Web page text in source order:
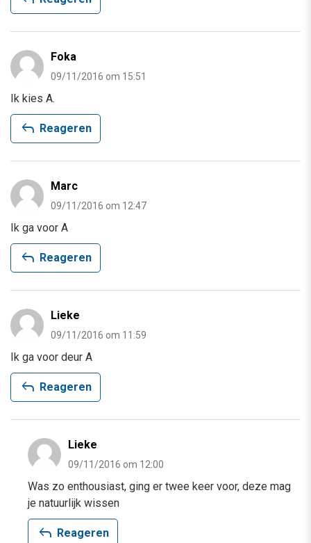
Foka
09/11/2016 om 15:51
Ik kies A.
reply Reageren
Marc
09/11/2016 om 12:47
Ik ga voor A
reply Reageren
Lieke
09/11/2016 om 11:59
Ik ga voor deur A
reply Reageren
Lieke
09/11/2016 om 12:00
Was zo enthousiast, ging er twee keer voor, deze mag
je natuurlijk wissen
reply Reageren